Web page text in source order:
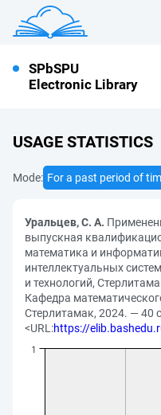
SPbSPU
Electronic Library
USAGE STATISTICS
Mode: For a past period of
Уральцев, С. А.
выпускная
математика и
интеллектуальных
и технологий,
Кафедра
Стерлитамак, 2024. — 40
<URL:https://